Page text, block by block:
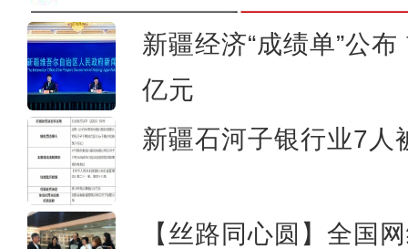
新疆经济“成绩单”公
亿元
新疆石河子银行业7人
【丝路同心圆】全国
《上海古丽》男主米热：上